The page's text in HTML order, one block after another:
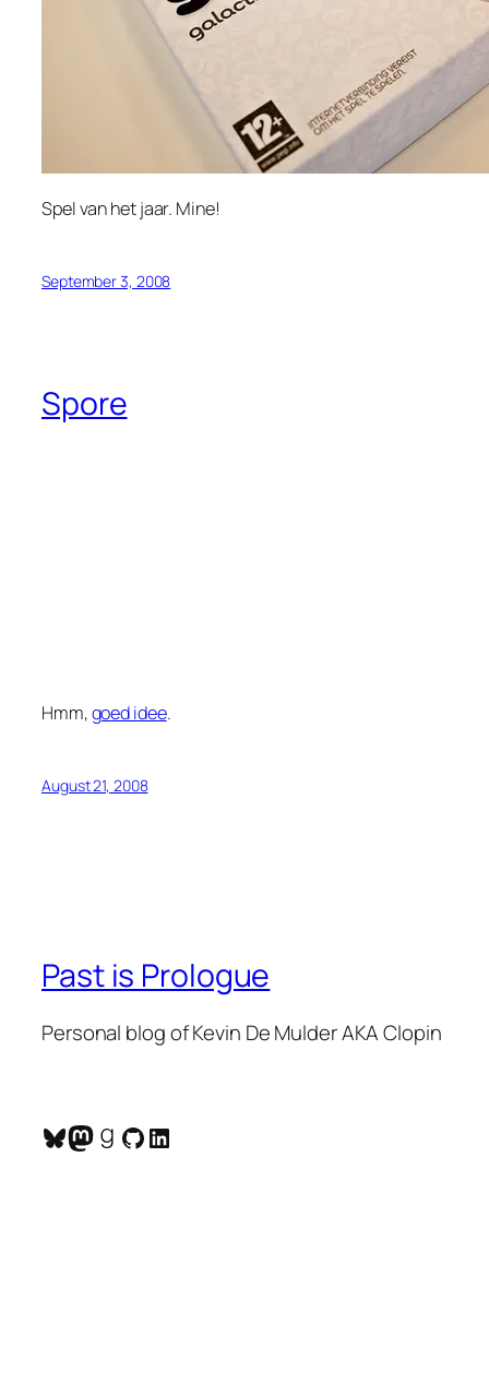
Spel van het jaar. Mine!
September 3, 2008
Spore
Hmm,goed idee.
August 21, 2008
Past is Prologue
Personal blog of Kevin De Mulder AKA Clopin
Bluesky
Mastodon
Goodreads
GitHub
LinkedIn